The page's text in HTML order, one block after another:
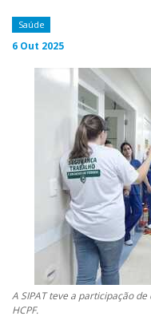
SEGURANÇA
GERAL
EDITAIS
A FOLHA REGIONAL
Saúde
6 Out 2025
A SIPAT teve a participação
HCPF.